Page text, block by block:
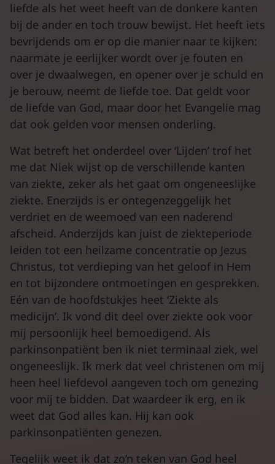
liefde als het weet heeft van de donkere kanten
bij de ander en toch trouw bewijst. Het heeft iets
bevrijdends om er op die manier naar te kijken:
naarmate je eerlijker wordt over je fouten en
over je dwaalwegen, en opener over je schuld en
je berouw, neemt de liefde toe. Dat geldt voor
de liefde van God, maar door het Evangelie mag
dat ook gelden voor mensen onderling.
Wat betreft het onderdeel over ‘Lijden’ trof het
me dat Niek wijst op de verschillende kanten
van ziekte, zeker als het gaat om ongeneeslijke
ziekte. Enerzijds is er ontegenzeggelijk het
verdriet en de weemoed van een naderend
afscheid. Anderzijds kan juist de ziekteperiode
leiden tot een heilzame concentratie op Jezus
Christus, tot verdieping van het geloof in Hem
en tot bijzondere ontmoetingen en gesprekken.
Eén van de hoofdstukjes heet ‘Ziekte als
medicijn’. Ik vond dit deel over ziekte ook voor
mij persoonlijk heel bemoedigend. Als
parkinsonpatiënt ben ik niet terminaal ziek, wel
ongeneeslijk. Ik merk dat veel christenen om mij
heen heel liefdevol aangeven toch om genezing
voor mij te bidden. Dat waardeer ik erg, en ik
weet dat God alles kan. Hij kan ook
parkinsonpatiënten genezen.
Tegelijk weet ik dat zo’n teken van God heel